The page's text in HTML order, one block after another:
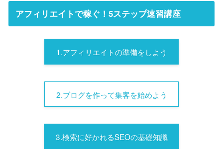
アフィリエイトで稼ぐ！5ステップ速習講座
1.アフィリエイトの準備をしよう
2.ブログを作って集客を始めよう
3.検索に好かれるSEOの基礎知識